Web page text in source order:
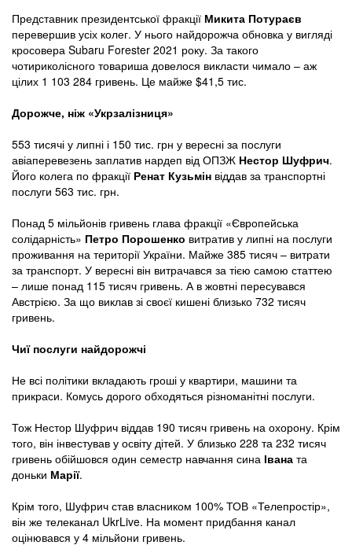
Представник президентської фракції Микита Потураєв
перевершив усіх колег. У нього найдорожча обновка у вигляді
кросовера Subaru Forester 2021 року. За такого
чотириколісного товариша довелося викласти чимало – аж
цілих 1 103 284 гривень. Це майже $41,5 тис.
Дорожче, ніж «Укрзалізниця»
553 тисячі у липні і 150 тис. грн у вересні за послуги
авіаперевезень заплатив нардеп від ОПЗЖ Нестор Шуфрич.
Його колега по фракції Ренат Кузьмін віддав за транспортні
послуги 563 тис. грн.
Понад 5 мільйонів гривень глава фракції «Європейська
солідарність» Петро Порошенко витратив у липні на послуги
проживання на території України. Майже 385 тисяч – витрати
за транспорт. У вересні він витрачався за тією самою статтею
– лише понад 115 тисяч гривень. А в жовтні пересувався
Австрією. За що виклав зі своєї кишені близько 732 тисяч
гривень.
Чиї послуги найдорожчі
Не всі політики вкладають гроші у квартири, машини та
прикраси. Комусь дорого обходяться різноманітні послуги.
Тож Нестор Шуфрич віддав 190 тисяч гривень на охорону. Крім
того, він інвестував у освіту дітей. У близько 228 та 232 тисяч
гривень обійшовся один семестр навчання сина Івана та
доньки Марії.
Крім того, Шуфрич став власником 100% ТОВ «Телепростір»,
він же телеканал UkrLive. На момент придбання канал
оцінювався у 4 мільйони гривень.